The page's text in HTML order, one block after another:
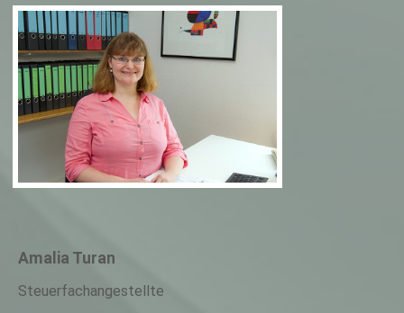
Amalia Turan
Steuerfachangestellte